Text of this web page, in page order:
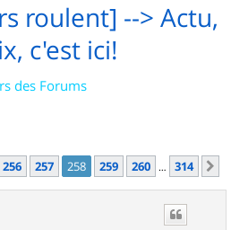
roulent] --> Actu,
c'est ici!
des Forums
314
256 257 258 259 260 … 314